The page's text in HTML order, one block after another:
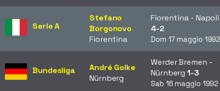
Serie A
Stefano
Borgonovo
Fiorentina
Fiorentina - Napoli
4-2
Dom 17 maggio
Bundesliga
André Golke
Nürnberg
Werder Bremen -
Nürnberg1-3
Sab 16 maggio 1992